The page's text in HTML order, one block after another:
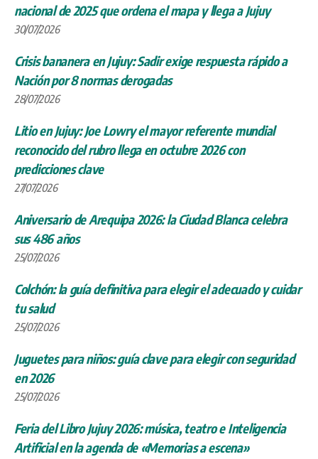
nacional de 2025 que ordena el mapa y llega a Jujuy
30/07/2026
Crisis bananera en Jujuy: Sadir exige respuesta rápido a
Nación por 8 normas derogadas
28/07/2026
Litio en Jujuy: Joe Lowry el mayor referente mundial
reconocido del rubro llega en octubre 2026 con
predicciones clave
27/07/2026
Aniversario de Arequipa 2026: la Ciudad Blanca celebra
sus 486 años
25/07/2026
Colchón: la guía definitiva para elegir el adecuado y cuidar
tu salud
25/07/2026
Juguetes para niños: guía clave para elegir con seguridad
en 2026
25/07/2026
Feria del Libro Jujuy 2026: música, teatro e Inteligencia
Artificial en la agenda de «Memorias a escena»